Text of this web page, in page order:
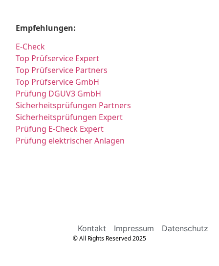
Empfehlungen:
E-Check
Top Prüfservice Expert
Top Prüfservice Partners
Top Prüfservice GmbH
Prüfung DGUV3 GmbH
Sicherheitsprüfungen Partners
Sicherheitsprüfungen Expert
Prüfung E-Check Expert
Prüfung elektrischer Anlagen
Kontakt Impressum Datenschutz
© All Rights Reserved 2025